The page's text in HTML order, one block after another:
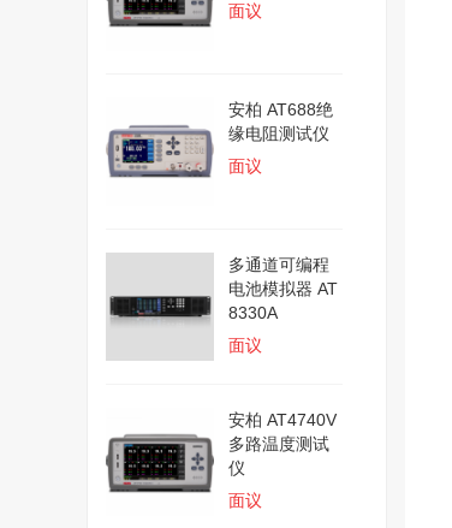
面议
安柏 AT688绝
缘电阻测试仪
面议
多通道可编程
电池模拟器 AT
8330A
面议
安柏 AT4740V
多路温度测试
仪
面议